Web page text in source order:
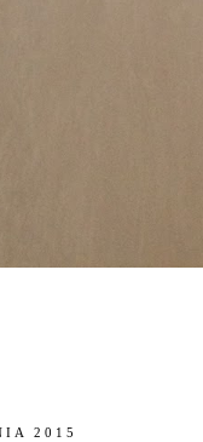
2015